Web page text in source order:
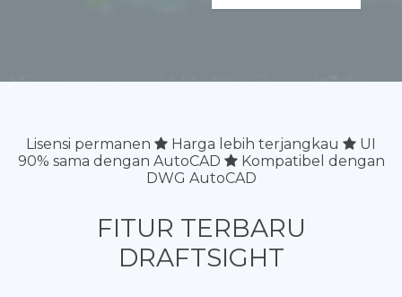
Lisensi permanen Harga lebih terjangkau
UI
90% sama dengan AutoCAD
Kompatibel dengan
DWG AutoCAD
FITUR TERBARU
DRAFTSIGHT